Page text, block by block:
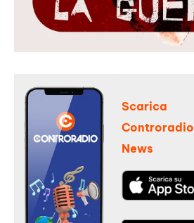
Scarica
Controradio
News